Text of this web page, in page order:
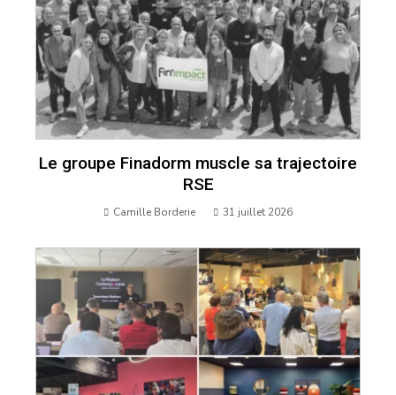
Le groupe Finadorm muscle sa trajectoire
RSE
Camille Borderie 31 juillet 2026